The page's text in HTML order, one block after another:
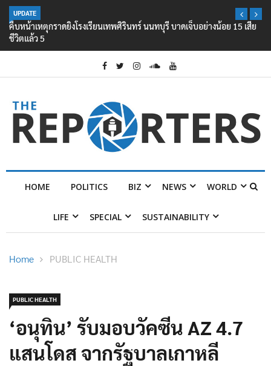
UPDATE
คืบหน้าเหตุกราดยิงโรงเรียนเทพศิรินทร์ นนทบุรี บาดเจ็บอย่างน้อย 15 เสีย
ชีวิตแล้ว 5
HOME POLITICS BIZ NEWS WORLD
LIFE SPECIAL SUSTAINABILITY
Home PUBLIC HEALTH
PUBLIC HEALTH
‘อนุทิน’ รับมอบวัคซีน AZ 4.7
แสนโดส จากรัฐบาลเกาหลี